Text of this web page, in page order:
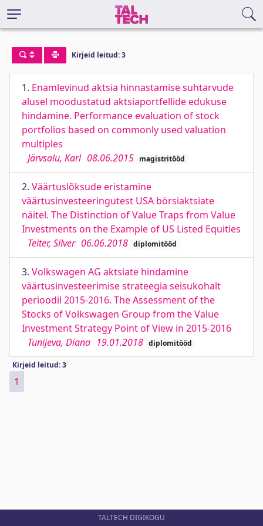
Kirjeid leitud: 3
1. Enamlevinud aktsia hinnastamise suhtarvude
alusel moodustatud aktsiaportfellide edukuse
hindamine. Performance evaluation of stock
portfolios based on commonly used valuation
multiples
Järvsalu, Karl 08.06.2015 magistritööd
2. Väärtuslõksude eristamine
väärtusinvesteeringutest USA börsiaktsiate
näitel. The Distinction of Value Traps from Value
Investments on the Example of US Listed Equities
Teiter, Silver 06.06.2018 diplomitööd
3. Volkswagen AG aktsiate hindamine
väärtusinvesteerimise strateegia seisukohalt
perioodil 2015-2016. The Assessment of the
Stocks of Volkswagen Group from the Value
Investment Strategy Point of View in 2015-2016
Tunijeva, Diana 19.01.2018 diplomitööd
Kirjeid leitud: 3
1
TALTECH DIGIKOGU